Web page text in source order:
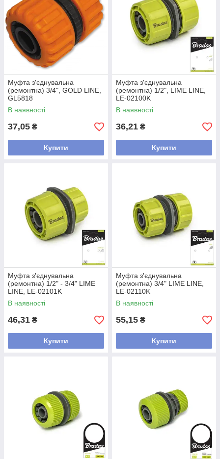
Муфта з'єднувальна
(ремонтна) 3/4", GOLD LINE,
GL5818
В наявності
37,05 ₴
Купити
Муфта з'єднувальна
(ремонтна) 1/2", LIME LINE,
LE-02100K
В наявності
36,21 ₴
Купити
Муфта з'єднувальна
(ремонтна) 1/2" - 3/4" LIME
LINE, LE-02101K
В наявності
46,31 ₴
Купити
Муфта з'єднувальна
(ремонтна) 3/4" LIME LINE,
LE-02110K
В наявності
55,15 ₴
Купити